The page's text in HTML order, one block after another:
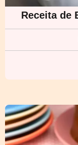
Receita de